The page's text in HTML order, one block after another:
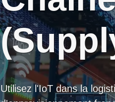
Utilisez l'IoT dans la